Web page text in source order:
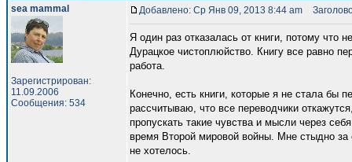
sea mammal
Зарегистрирован:
11.09.2006
Сообщения: 534
Добавлено: Ср Янв 09, 2013 8:44 am
Я один раз отказалась от книги, потому что
Дурацкое чистоплюйство. Книгу все равно
работа.
Конечно, есть книги, которые я не стала бы
рассчитываю, что все переводчики
пропускать такие чувства и мысли через
время Второй мировой войны. Мне стыдно
не хотелось.